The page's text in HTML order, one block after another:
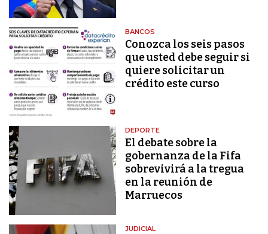
BANCOS
Conozca los seis pasos
que usted debe seguir si
quiere solicitar un
crédito este curso
DEPORTE
El debate sobre la
gobernanza de la Fifa
sobrevivirá a la tregua
en la reunión de
Marruecos
JUDICIAL